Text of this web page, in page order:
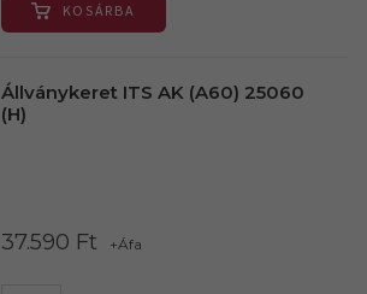
KOSÁRBA
Állványkeret ITS AK (A60) 25060
(H)
37.590 Ft +Áfa